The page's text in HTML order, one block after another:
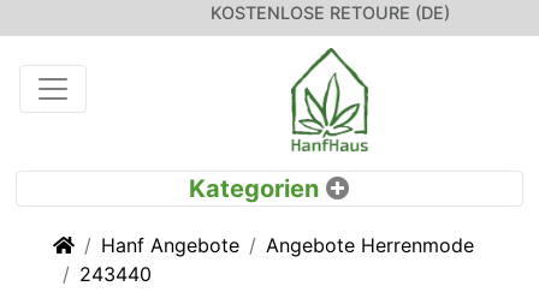
KOSTENLOSE RETOURE (DE)
Startseite
Hanf Angebote
Angebote Herrenmode
243440